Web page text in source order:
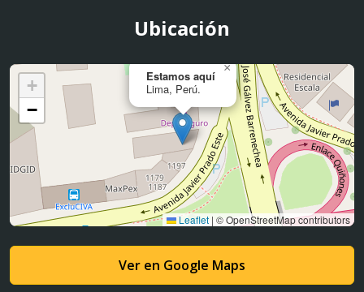
Ubicación
Estamos aquí
Lima, Perú.
×
+
−
Leaflet | © OpenStreetMap contributors
Ver en Google Maps